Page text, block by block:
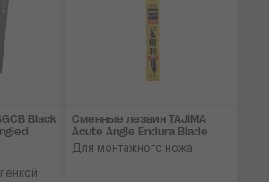
Black
Сменные лезвия TAJIMA
Acute Angle Endura Blade
Для монтажного ножа